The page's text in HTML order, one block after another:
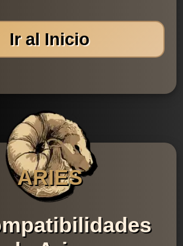
Ir al Inicio
ARIES